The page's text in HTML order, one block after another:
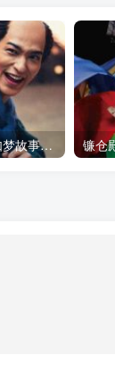
岂有此理～茑重繁华如梦故事～(2025)在线播放 全集